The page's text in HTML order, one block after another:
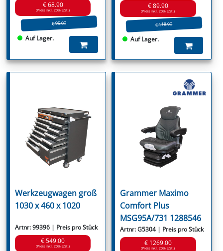
€ 68.90
(Preis inkl. 20% USt.)
€ 95.00
Auf Lager.
€ 89.90
(Preis inkl. 20% USt.)
€ 118.90
Auf Lager.
Werkzeugwagen groß
1030 x 460 x 1020
Artnr: 99396 | Preis pro Stück
€ 549.00
(Preis inkl. 20% USt.)
Grammer Maximo
Comfort Plus
MSG95A/731 1288546
Artnr: G5304 | Preis pro Stück
€ 1269.00
(Preis inkl. 20% USt.)